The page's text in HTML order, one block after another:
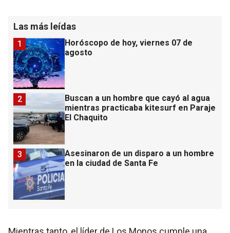
Las más leídas
Horóscopo de hoy, viernes 07 de
agosto
1
Buscan a un hombre que cayó al agua
mientras practicaba kitesurf en Paraje
El Chaquito
2
Asesinaron de un disparo a un hombre
en la ciudad de Santa Fe
3